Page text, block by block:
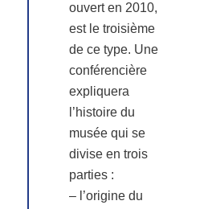
ouvert en 2010,
est le troisième
de ce type. Une
conférencière
expliquera
l’histoire du
musée qui se
divise en trois
parties :
– l’origine du